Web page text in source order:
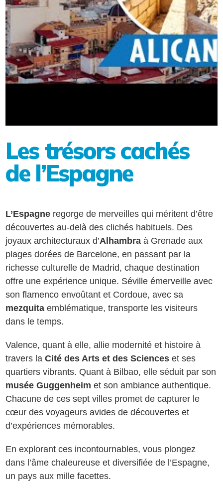
Les trésors cachés
de l’Espagne
L’Espagne regorge de merveilles qui méritent d’être
découvertes au-delà des clichés habituels. Des
joyaux architecturaux d’Alhambra à Grenade aux
plages dorées de Barcelone, en passant par la
richesse culturelle de Madrid, chaque destination
offre une expérience unique. Séville émerveille avec
son flamenco envoûtant et Cordoue, avec sa
mezquita emblématique, transporte les visiteurs
dans le temps.
Valence, quant à elle, allie modernité et histoire à
travers laCité des Arts et des Sciences et ses
quartiers vibrants. Quant à Bilbao, elle séduit par son
musée Guggenheim et son ambiance authentique.
Chacune de ces sept villes promet de capturer le
cœur des voyageurs avides de découvertes et
d’expériences mémorables.
En explorant ces incontournables, vous plongez
dans l’âme chaleureuse et diversifiée de l’Espagne,
un pays aux mille facettes.